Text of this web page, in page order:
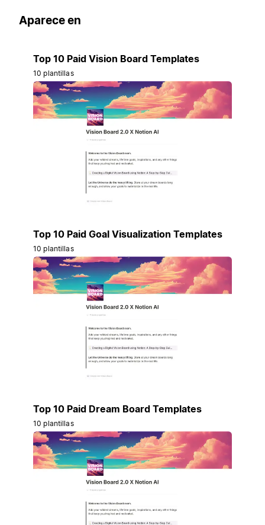
Aparece en
Top 10 Paid Vision Board Templates
10 plantillas
Top 10 Paid Goal Visualization Templates
10 plantillas
Top 10 Paid Dream Board Templates
10 plantillas